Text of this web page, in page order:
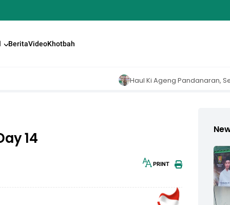
BeritaVideoKhotbah
Haul Ki Ageng Pandanaran, Sekum
14
30px
PRINT